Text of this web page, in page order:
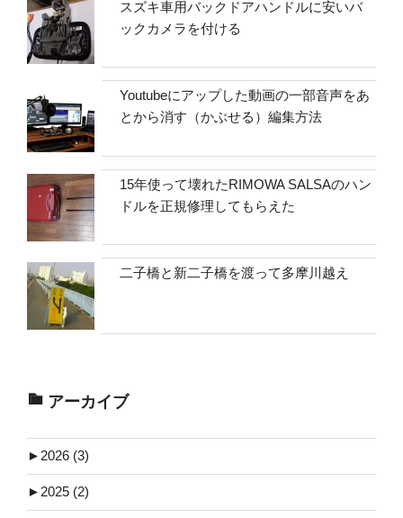
スズキ車用バックドアハンドルに安いバ
ックカメラを付ける
Youtubeにアップした動画の一部音声をあ
とから消す（かぶせる）編集方法
15年使って壊れたRIMOWA SALSAのハン
ドルを正規修理してもらえた
二子橋と新二子橋を渡って多摩川越え
アーカイブ
►2026 (3)
►2025 (2)